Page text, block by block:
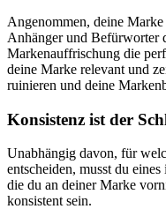
Angenommen, deine
Anhänger und Befürworter
Markenauffrischung die
deine Marke relevant und
ruinieren und deine
Konsistenz ist der
Unabhängig davon, für
entscheiden, musst du
die du an deiner Marke
konsistent sein.